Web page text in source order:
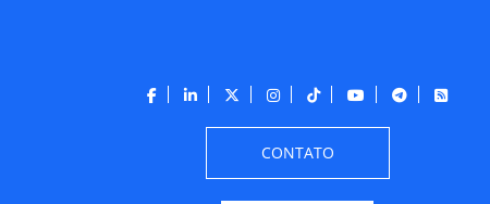
CONTATO